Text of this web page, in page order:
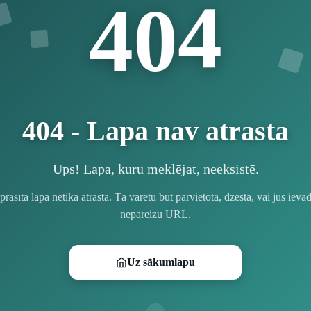
404
404 - Lapa nav atrasta
Ups! Lapa, kuru meklējat, neeksistē.
lapa netika atrasta. Tā varētu būt pārvietota, dzēsta, vai jūs
nepareizu URL.
Uz sākumlapu